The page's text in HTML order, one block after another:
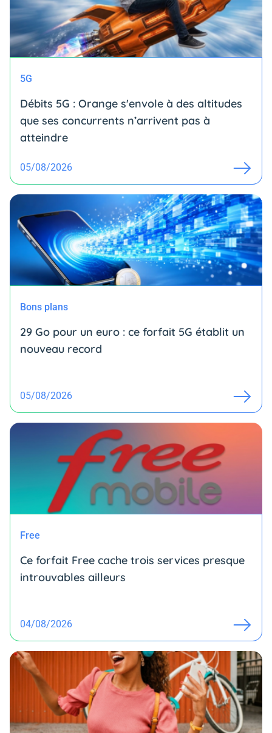
5G
Débits 5G : Orange s'envole à des altitudes
que ses concurrents n’arrivent pas à
atteindre
05/08/2026
Bons plans
29 Go pour un euro : ce forfait 5G établit un
nouveau record
05/08/2026
Free
Ce forfait Free cache trois services presque
introuvables ailleurs
04/08/2026